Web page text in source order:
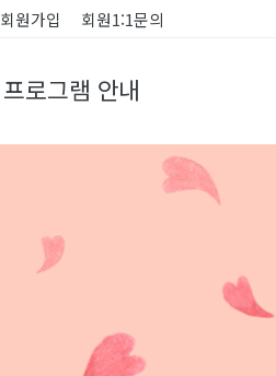
회원가입 회원1:1문의
프로그램 안내